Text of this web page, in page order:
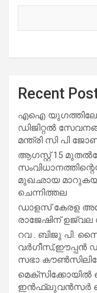
Recent
എഐ
ഡിജിറ്റൽ
മന്ത്രി സി പി
ആഗസ്റ്റ് 15
മുഖഛായ
ചെന്നിത്തല
ഡാളസ് കേരള
രാജേഷിന്
റവ . ബിജു പി.
വർഗീസ്,ഈപ്പൻ
സഭാ
മെക്സിക്കോയിൽ
ഇൻഫ്ലുവൻസർ